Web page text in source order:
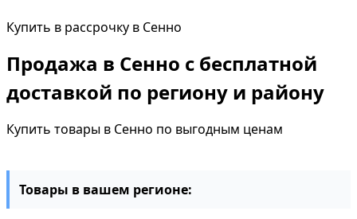
Купить в рассрочку в Сенно
Продажа в Сенно с бесплатной
доставкой по региону и району
Купить товары в Сенно по выгодным ценам
Товары в вашем регионе: